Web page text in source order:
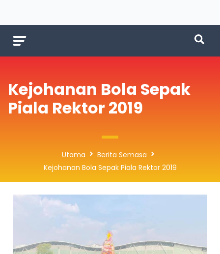
Kejohanan Bola Sepak
Piala Rektor 2019
Utama
Berita Semasa
Kejohanan Bola Sepak Piala Rektor 2019